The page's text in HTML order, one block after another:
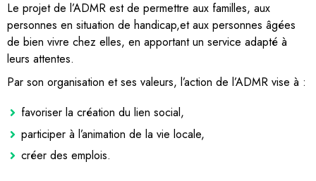
Le projet de l’ADMR est de permettre aux familles, aux
personnes en situation de handicap,et aux personnes âgées
de bien vivre chez elles, en apportant un service adapté à
leurs attentes.
Par son organisation et ses valeurs, l’action de l’ADMR vise à :
favoriser la création du lien social,
participer à l’animation de la vie locale,
créer des emplois.